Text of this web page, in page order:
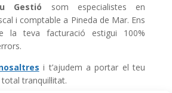
Gestió som especialistes en
i comptable a Pineda de Mar. Ens
la teva facturació estigui 100%
i t’ajudem a portar el teu
tranquil·litat.